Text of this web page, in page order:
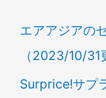
エアアジアの
（2023/10/31
Surprice!サプ